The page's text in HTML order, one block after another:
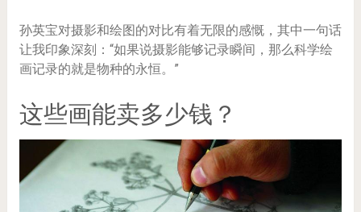
孙英宝对摄影和绘图的对比有着无限的感慨，其中一句话
让我印象深刻：“如果说摄影能够记录瞬间，那么科学绘
画记录的就是物种的永恒。”
这些画能卖多少钱？